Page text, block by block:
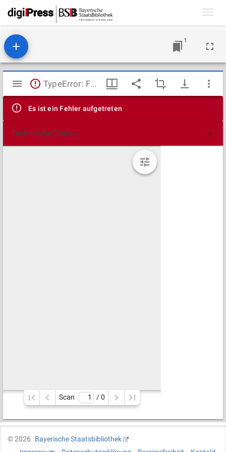
1
Mirador
Viewer
TypeError: Failed to fetch
Es ist ein Fehler aufgetreten
Technische Details
Scan / 0
©2026
Bayerische Staatsbibliothek